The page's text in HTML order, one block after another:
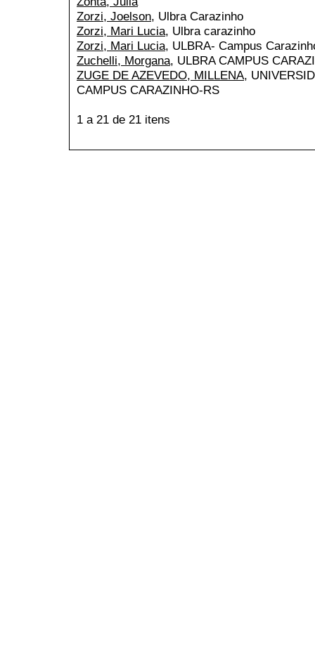
Zorzi, Joelson, Ulbra Carazinho
Zorzi, Mari Lucia, Ulbra carazinho
Zorzi, Mari Lucia, ULBRA- Campus
Zuchelli, Morgana, ULBRA CAMPUS
ZUGE DE AZEVEDO, MILLENA,
CAMPUS CARAZINHO-RS
1 a 21 de 21 itens